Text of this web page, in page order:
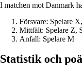
I matchen mot Danmark
Försvare: Spelare
Mittfält: Spelare Z,
Anfall: Spelare M
Statistik och